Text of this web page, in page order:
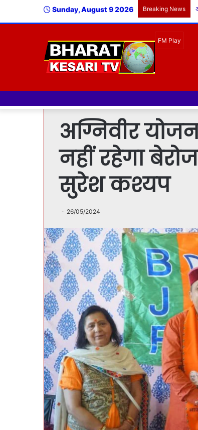
Sunday, August 9 2026 Breaking News
अग्निवीर
नहीं रहेगा
सुरेश कश्यप
26/05/2024